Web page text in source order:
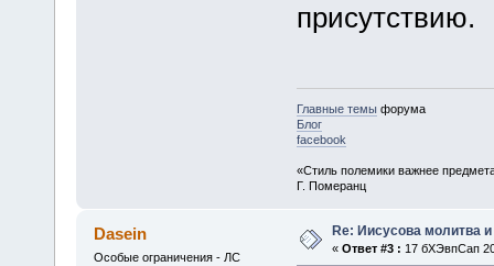
присутствию.
Главные темыфорума
Блог
facebook
«Стиль полемики важнее
Г. Померанц
Dasein
Особые ограничения - ЛС
Re: Иисусова молитва
« Ответ #3 : 17 бХЭвпСап